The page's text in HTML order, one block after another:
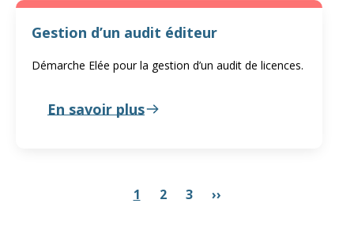
Gestion d’un audit éditeur
Démarche Elée pour la gestion d’un audit de licences.
En savoir plus
1 2 3 ››